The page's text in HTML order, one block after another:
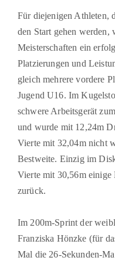
Für diejenigen Athleten,
den Start gehen werden,
Meisterschaften ein
Platzierungen und
gleich mehrere vordere
Jugend U16. Im
schwere Arbeitsgerät
und wurde mit 12,24m
Vierte mit 32,04m nicht
Bestweite. Einzig im
Vierte mit 30,56m einige
zurück.
Im 200m-Sprint der
Franziska Hönzke (für
Mal die 26-Sekunden-